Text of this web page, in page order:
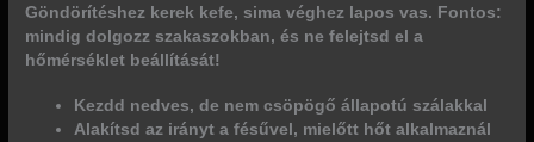
Göndörítéshez kerek kefe, sima véghez lapos vas. Fontos:
mindig dolgozz szakaszokban, és ne felejtsd el a
hőmérséklet beállítását!
Kezdd nedves, de nem csöpögő állapotú szálakkal
Alakítsd az irányt a fésűvel, mielőtt hőt alkalmaznál